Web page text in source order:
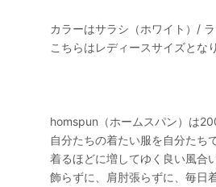
カラーはサラシ（ホワイト）/
こちらはレディースサイズとな
homspun（ホームスパン）は
自分たちの着たい服を自分たち
着るほどに増してゆく良い風合
飾らずに、肩肘張らずに、毎日